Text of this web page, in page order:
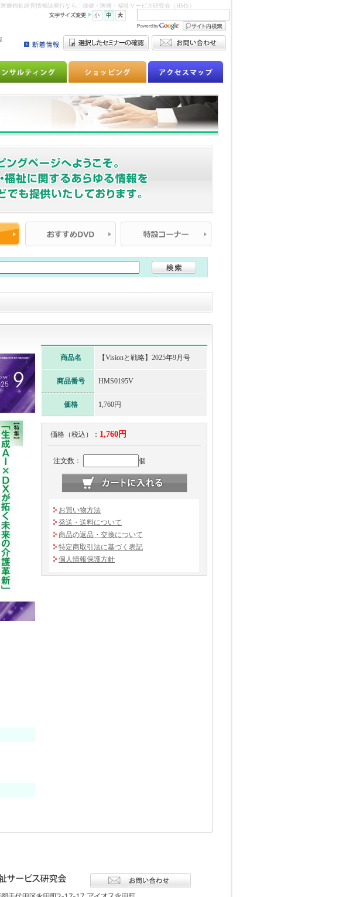
療福祉経営情報誌発行なら、保健・医療・福祉サービス研究会（HMS）
商品名 【Visionと戦略】2025年9月号
商品番号 HMS0195V
価格 1,760円
価格（税込）： 1,760円
注文数： 個
お買い物方法
発送・送料について
商品の返品・交換について
特定商取引法に基づく表記
個人情報保護方針